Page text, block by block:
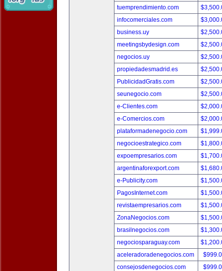
tuemprendimiento.com
infocomerciales.com
business.uy
meetingsbydesign.com
negocios.uy
propiedadesmadrid.es
PublicidadGratis.com
seunegocio.com
e-Clientes.com
e-Comercios.com
plataformadenegocio.com
negocioestrategico.com
expoempresarios.com
argentinaforexport.com
e-Publicity.com
PagosInternet.com
revistaempresarios.com
ZonaNegocios.com
brasilnegocios.com
negociosparaguay.com
aceleradoradenegocios.com
consejosdenegocios.com